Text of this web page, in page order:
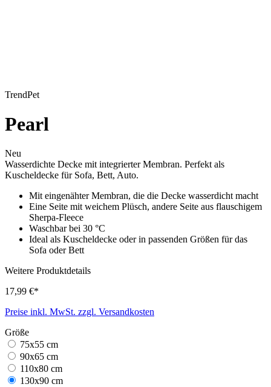
TrendPet
Pearl
Neu
Wasserdichte Decke mit integrierter Membran. Perfekt als
Kuscheldecke für Sofa, Bett, Auto.
Mit eingenähter Membran, die die Decke wasserdicht macht
Eine Seite mit weichem Plüsch, andere Seite aus flauschigem
Sherpa-Fleece
Waschbar bei 30 °C
Ideal als Kuscheldecke oder in passenden Größen für das
Sofa oder Bett
Weitere Produktdetails
17,99 €*
Preise inkl. MwSt. zzgl. Versandkosten
Größe
75x55 cm
90x65 cm
110x80 cm
130x90 cm